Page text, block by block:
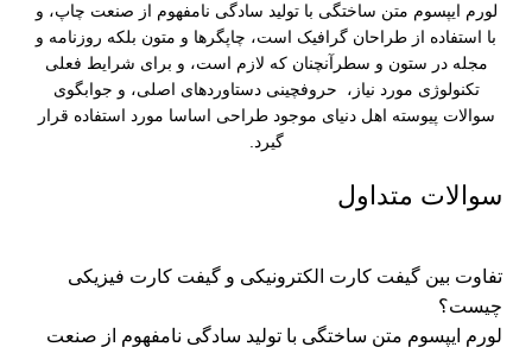
لورم ایپسوم متن ساختگی با تولید سادگی نامفهوم از صنعت چاپ، و
با استفاده از طراحان گرافیک است، چاپگرها و متون بلکه روزنامه و
مجله در ستون و سطرآنچنان که لازم است، و برای شرایط فعلی
تکنولوژی مورد نیاز، حروفچینی دستاوردهای اصلی، و جوابگوی
سوالات پیوسته اهل دنیای موجود طراحی اساسا مورد استفاده قرار
گیرد.
سوالات متداول
تفاوت بین گیفت کارت الکترونیکی و گیفت کارت فیزیکی
چیست؟
لورم ایپسوم متن ساختگی با تولید سادگی نامفهوم از صنعت